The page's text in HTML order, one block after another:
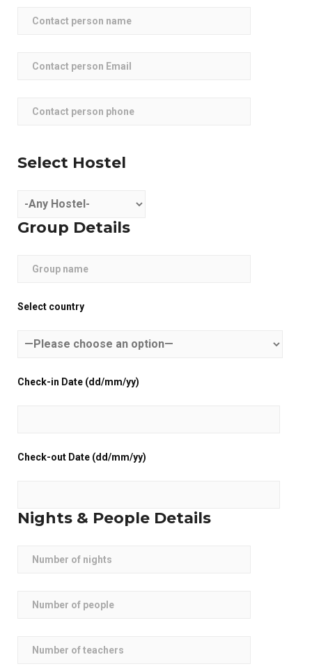
Select Hostel
Group Details
Select country
Check-in Date (dd/mm/yy)
Check-out Date (dd/mm/yy)
Nights & People Details